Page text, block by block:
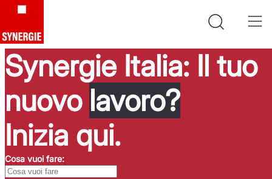
Synergie Italia: Il tuo
nuovo lavoro?
Inizia qui.
Cosa vuoi fare: